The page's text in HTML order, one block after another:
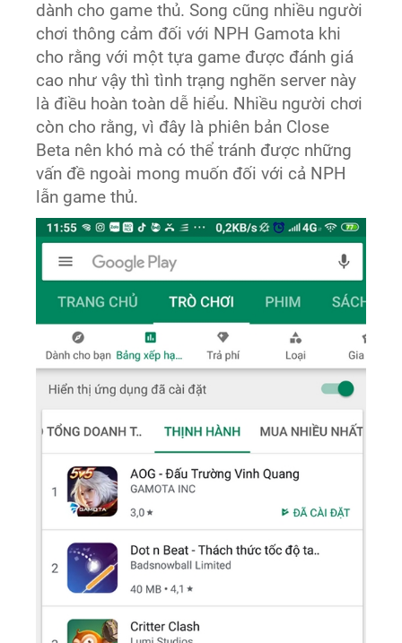
dành cho game thủ. Song cũng nhiều người
chơi thông cảm đối với NPH Gamota khi
cho rằng với một tựa game được đánh giá
cao như vậy thì tình trạng nghẽn server này
là điều hoàn toàn dễ hiểu. Nhiều người chơi
còn cho rằng, vì đây là phiên bản Close
Beta nên khó mà có thể tránh được những
vấn đề ngoài mong muốn đối với cả NPH
lẫn game thủ.